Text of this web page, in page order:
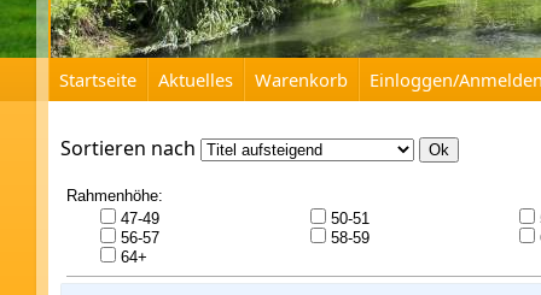
Startseite Aktuelles Warenkorb Einloggen/
Sortieren nach Ok
Rahmenhöhe:
47-49
56-57
64+
50-51
58-59